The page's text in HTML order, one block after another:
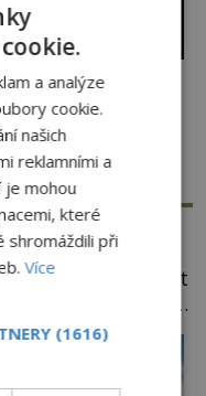
Dopluly
do
objevovat a
století. Existuje
vzdálený kontinent
civilizace, a
kartografové
Terra
jisté míry to byl
a analýze
cookie.
našich
reklamními a
je mohou
které
shromáždili při
Více
(1616)